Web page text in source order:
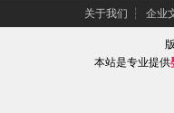
关于我们 ┆ 企业
本站是专业提供